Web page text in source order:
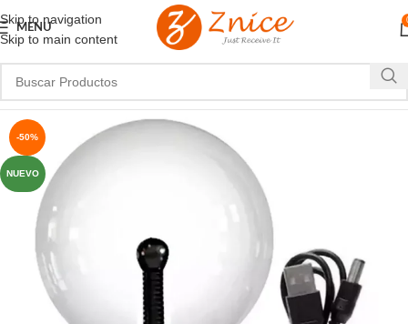
Skip to navigation
Skip to main content
MENU
-50%
NUEVO